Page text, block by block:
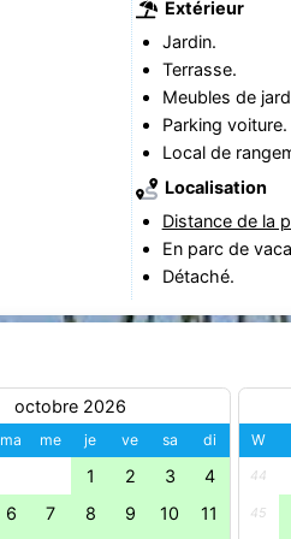
Extérieur
Jardin.
Terrasse.
Meubles de
Parking voiture.
Local de
Localisation
Distance de la
En parc de
Détaché.
octobre 2026
ma me je ve sa di
1 2 3 4
6 7 8 9 10 11
W
44
45